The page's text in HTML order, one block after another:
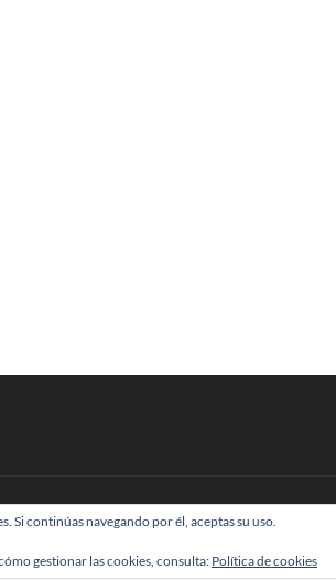
por:Theme Freesia|WordPress| © Todos los
Si continúas navegando por él, aceptas su uso.
gestionar las cookies, consulta: Política de cookies